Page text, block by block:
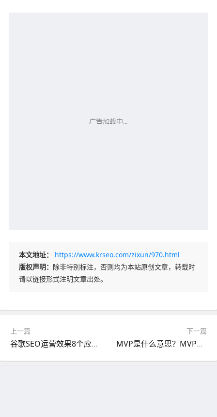
本文地址：
https://www.krseo.com/zixun/970.html
版权声明： 除非特别标注，否则均为本站原创文章，转载时
请以链接形式注明文章出处。
上一篇
谷歌SEO运营效果8个应考核的指标
下一篇
MVP是什么意思？MVP是什么的缩写？